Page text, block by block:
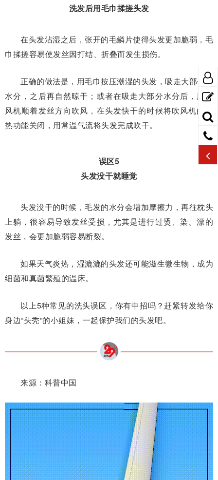
洗发后用毛巾揉搓头发
在头发沾湿之后，张开的毛鳞片使得头发更加脆弱，毛
巾揉搓容易使发丝因打结、折叠而发生损伤。
正确的做法是，用毛巾按压潮湿的头发，吸走大部分的
水分，之后再自然晾干；或者在吸走大部分水分后，用吹
风机顺着发丝方向吹风，在头发快干的时候将吹风机的加
热功能关闭，用常温气流将头发完成吹干。
误区5
头发没干就睡觉
头发没干的时候，毛发的水分会增加摩擦力，再往枕头
上躺，很容易导致发丝受损，尤其是进行过烫、染、漂的
发丝，会更加脆弱容易断裂。
如果天气炎热，湿漉漉的头发还可能滋生微生物，成为
细菌和真菌繁殖的温床。
以上5种常见的洗头误区，你有中招吗？赶紧转发给你
身边“头秃”的小姐妹，一起保护我们的头发吧。
来源：科普中国